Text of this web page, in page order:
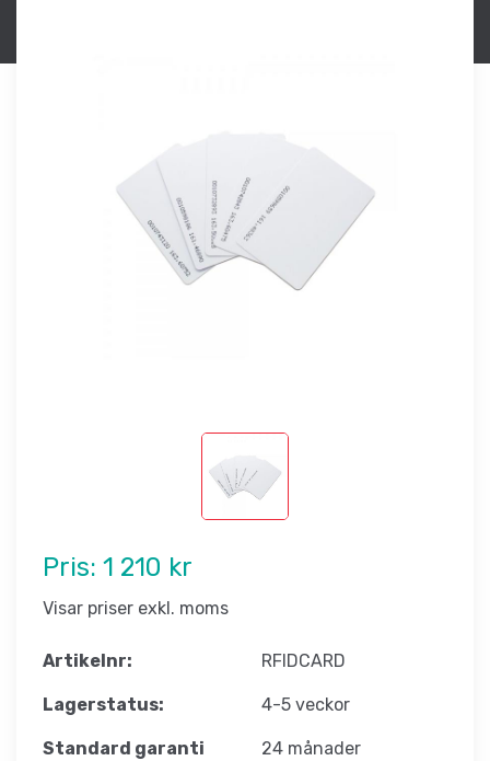
Pris: 1 210 kr
Visar priser exkl. moms
Artikelnr: RFIDCARD
Lagerstatus: 4-5 veckor
Standard garanti 24 månader